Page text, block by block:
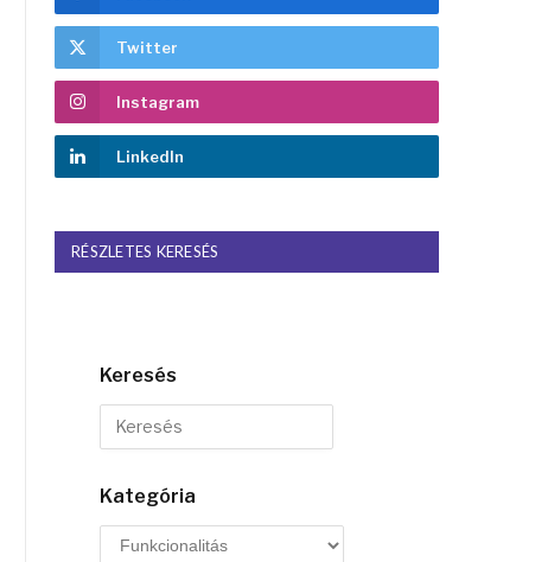
Twitter
Instagram
LinkedIn
RÉSZLETES KERESÉS
Keresés
Kategória